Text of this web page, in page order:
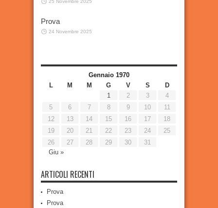
25 Novembre 2025
Prova
24 Novembre 2025
Gennaio 1970
L
M M G V S
D
1
2 3
4
5
6 7 8 9 10
11
12
13 14 15 16 17
18
19
20 21 22 23 24
25
26
27 28 29 30
31
Giu »
ARTICOLI RECENTI
Prova
Prova